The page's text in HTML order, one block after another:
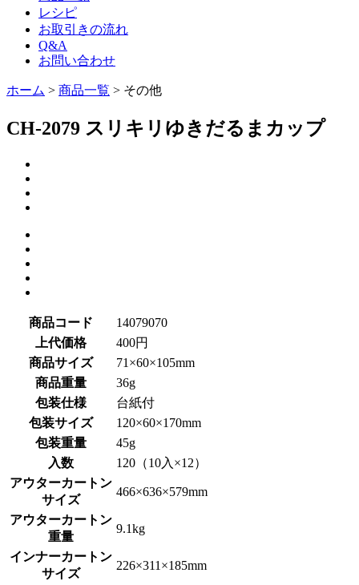
レシピ
お取引きの流れ
Q&A
お問い合わせ
ホーム > 商品一覧 > その他
CH-2079 スリキリゆきだるまカップ
商品コード
14079070
上代価格
400円
商品サイズ
71×60×105mm
商品重量
36g
包装仕様
台紙付
包装サイズ
120×60×170mm
包装重量
45g
入数
120（10入×12）
アウターカートン
サイズ
466×636×579mm
アウターカートン
重量
9.1kg
インナーカートン
サイズ
226×311×185mm